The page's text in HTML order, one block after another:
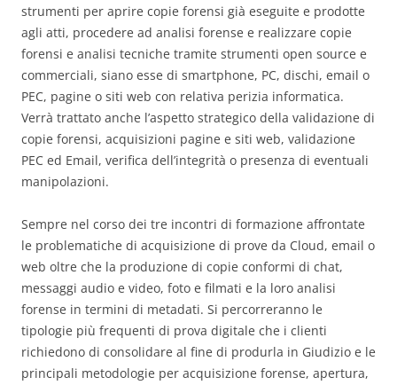
strumenti per aprire copie forensi già eseguite e prodotte
agli atti, procedere ad analisi forense e realizzare copie
forensi e analisi tecniche tramite strumenti open source e
commerciali, siano esse di smartphone, PC, dischi, email o
PEC, pagine o siti web con relativa perizia informatica.
Verrà trattato anche l’aspetto strategico della validazione di
copie forensi, acquisizioni pagine e siti web, validazione
PEC ed Email, verifica dell’integrità o presenza di eventuali
manipolazioni.
Sempre nel corso dei tre incontri di formazione affrontate
le problematiche di acquisizione di prove da Cloud, email o
web oltre che la produzione di copie conformi di chat,
messaggi audio e video, foto e filmati e la loro analisi
forense in termini di metadati. Si percorreranno le
tipologie più frequenti di prova digitale che i clienti
richiedono di consolidare al fine di produrla in Giudizio e le
principali metodologie per acquisizione forense, apertura,